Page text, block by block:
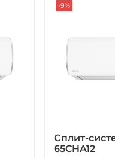
-9%
Сплит-
65CHA12